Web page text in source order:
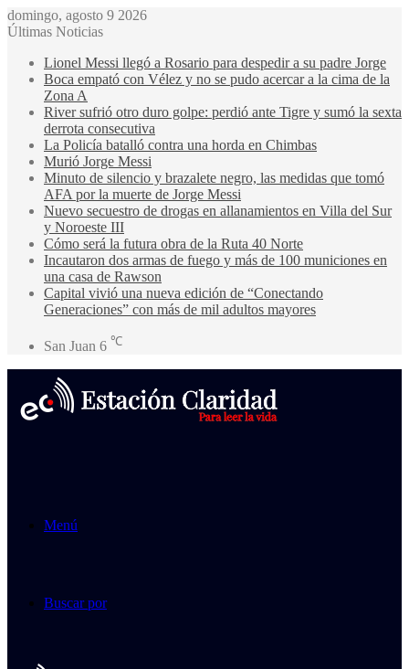
domingo, agosto 9 2026
Últimas Noticias
Lionel Messi llegó a Rosario para despedir a su padre Jorge
Boca empató con Vélez y no se pudo acercar a la cima de la
Zona A
River sufrió otro duro golpe: perdió ante Tigre y sumó la sexta
derrota consecutiva
La Policía batalló contra una horda en Chimbas
Murió Jorge Messi
Minuto de silencio y brazalete negro, las medidas que tomó
AFA por la muerte de Jorge Messi
Nuevo secuestro de drogas en allanamientos en Villa del Sur
y Noroeste III
Cómo será la futura obra de la Ruta 40 Norte
Incautaron dos armas de fuego y más de 100 municiones en
una casa de Rawson
Capital vivió una nueva edición de “Conectando
Generaciones” con más de mil adultos mayores
San Juan 6 ℃
Menú
Buscar por